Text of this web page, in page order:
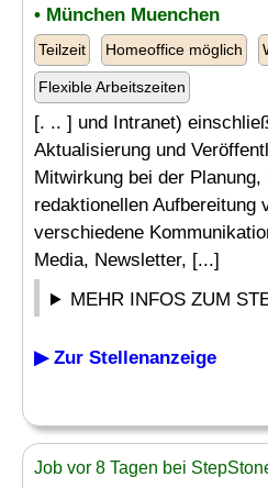
• München Muenchen
Teilzeit Homeoffice möglich
Flexible Arbeitszeiten
[. .. ] und Intranet)
Aktualisierung und
Mitwirkung bei der
redaktionellen Aufbereitung
verschiedene
Media, Newsletter, [...]
MEHR INFOS ZUM
▶ Zur Stellenanzeige
Job vor 8 Tagen bei